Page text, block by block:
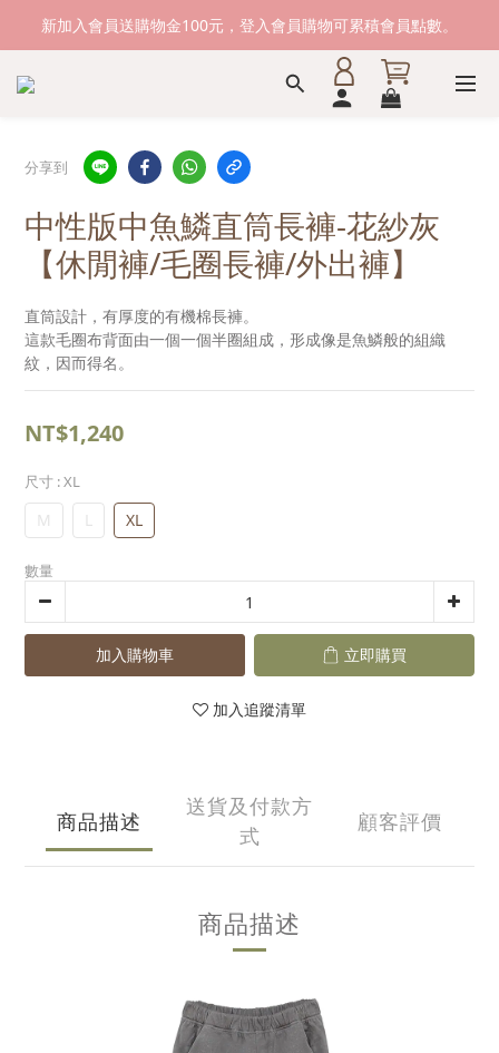
新加入會員送購物金100元，登入會員購物可累積會員點數。
新加入會員送購物金100元，登入會員購物可累積會員點數。
滿1500元免運費。 滿2000元，貨到付款免運。
分享到
中性版中魚鱗直筒長褲-花紗灰
【休閒褲/毛圈長褲/外出褲】
直筒設計，有厚度的有機棉長褲。
這款毛圈布背面由一個一個半圈組成，形成像是魚鱗般的組織
紋，因而得名。
NT$1,240
尺寸 : XL
M L XL
數量
加入購物車 立即購買
加入追蹤清單
商品描述
送貨及付款方
式
顧客評價
商品描述